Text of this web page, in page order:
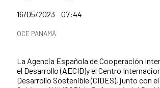
Date of publication of the news item
16/05/2023 - 07:44
News categories
OCE PANAMÁ
La Agencia Española de Cooperación
el Desarrollo (AECID)y el Centro
Desarrollo Sostenible (CIDES), junto con